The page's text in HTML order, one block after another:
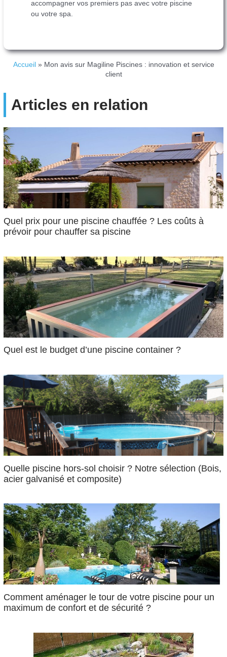
accompagner vos premiers pas avec votre piscine
ou votre spa.
Accueil » Mon avis sur Magiline Piscines : innovation et service
client
Articles en relation
Quel prix pour une piscine chauffée ? Les coûts à
prévoir pour chauffer sa piscine
Quel est le budget d’une piscine container ?
Quelle piscine hors-sol choisir ? Notre sélection (Bois,
acier galvanisé et composite)
Comment aménager le tour de votre piscine pour un
maximum de confort et de sécurité ?